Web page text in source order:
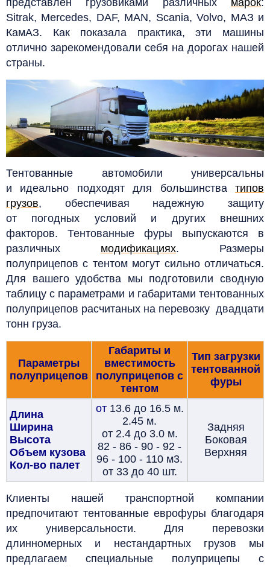
представлен грузовиками различных марок:
Sitrak, Mercedes, DAF, MAN, Scania, Volvo, МАЗ и
КамАЗ. Как показала практика, эти машины
отлично зарекомендовали себя на дорогах нашей
страны.
Тентованные автомобили универсальны
и идеально подходят для большинства типов
грузов, обеспечивая надежную защиту
от погодных условий и других внешних
факторов. Тентованные фуры выпускаются в
различных модификациях. Размеры
полуприцепов с тентом могут сильно отличаться.
Для вашего удобства мы подготовили сводную
таблицу с параметрами и габаритами тентованных
полуприцепов расчитаных на перевозку двадцати
тонн груза.
Параметры
полуприцепов
Габариты и
вместимость
полуприцепов с
тентом
Тип загрузки
тентованной
фуры
Длина
Ширина
Высота
Объем кузова
Кол-во палет
от 13.6 до 16.5 м.
2.45 м.
от 2.4 до 3.0 м.
82 - 86 - 90 - 92 -
96 - 100 - 110 м3.
от 33 до 40 шт.
Задняя
Боковая
Верхняя
Клиенты нашей транспортной компании
предпочитают тентованные еврофуры благодаря
их универсальности.Для перевозки
длинномерных и нестандартных грузов мы
предлагаем специальные полуприцепы с